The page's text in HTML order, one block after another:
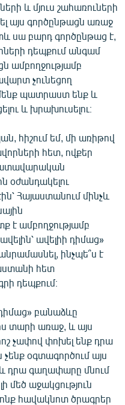
և մյուս շահառուների
այս գործընթացն առաջ
սա բարդ գործընթաց է,
դեպքում անգամ
ամբողջությամբ
չունեցող
պատրաստ ենք և
և խրախուսելու։
հիշում եմ, մի առիթով
հետ, ովքեր
օժանդակելու
Հայաստանում մինչև
է ամբողջությամբ
ավելիի դիմաց»
ինչպե՞ս է
հետ
դեպքում։
դիմաց» բանաձևը
տարի առաջ, և այս
չափով փոխել ենք դրա
չենք օգտագործում այս
դրա գաղափարը մնում
մեծ աջակցություն
հավակնոտ ծրագրեր